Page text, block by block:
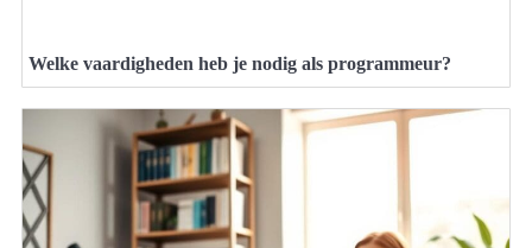
Welke vaardigheden heb je nodig als programmeur?